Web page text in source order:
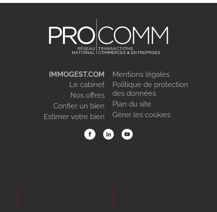
IMMOGEST.COM
Le cabinet
Nos offres
Confier un bien
Estimer votre bien
Mentions légales
Politique de protection
des données
Plan du site
Gérer les cookies